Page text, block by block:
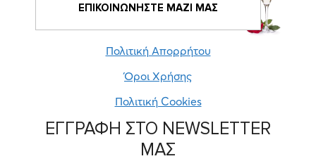
ΕΠΙΚΟΙΝΩΝΗΣΤΕ ΜΑΖΙ ΜΑΣ
Πολιτική Απορρήτου
Όροι Χρήσης
Πολιτική Cookies
ΕΓΓΡΑΦΗ ΣΤΟ NEWSLETTER
ΜΑΣ